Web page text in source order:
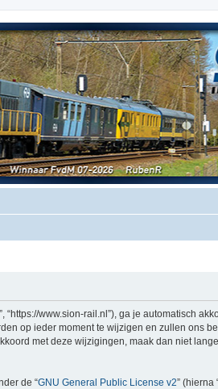
“https://www.sion-rail.nl”), ga je automatisch
op ieder moment te wijzigen en zullen ons
met deze wijzigingen, maak dan niet
de “GNU General Public License v2” (hierna